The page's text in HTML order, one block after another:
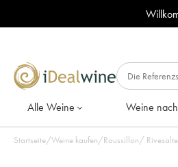
Alle Weine Weine
Startseite/Weine kaufen/Roussillon/